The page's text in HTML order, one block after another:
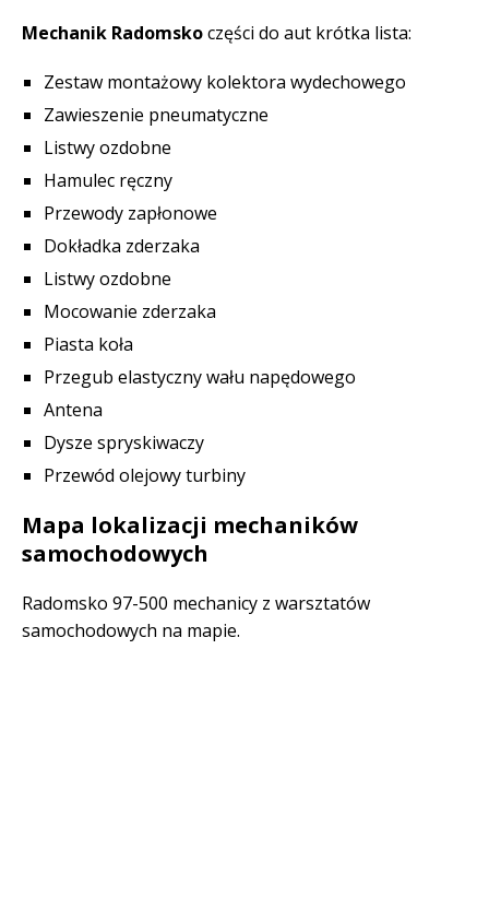
Mechanik Radomskoczęści do aut krótka lista:
Zestaw montażowy kolektora wydechowego
Zawieszenie pneumatyczne
Listwy ozdobne
Hamulec ręczny
Przewody zapłonowe
Dokładka zderzaka
Listwy ozdobne
Mocowanie zderzaka
Piasta koła
Przegub elastyczny wału napędowego
Antena
Dysze spryskiwaczy
Przewód olejowy turbiny
Mapa lokalizacji mechaników
samochodowych
Radomsko 97-500 mechanicy z warsztatów
samochodowych na mapie.